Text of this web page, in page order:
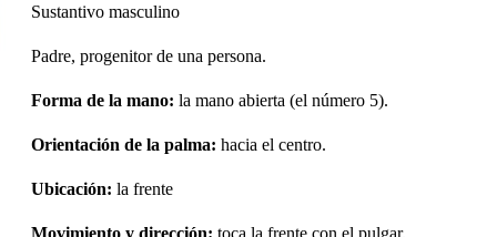
Sustantivo masculino
Padre, progenitor de una persona.
Forma de la mano: la mano abierta (el número 5).
Orientación de la palma: hacia el centro.
Ubicación: la frente